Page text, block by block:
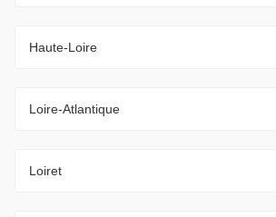
Haute-Loire
Loire-Atlantique
Loiret